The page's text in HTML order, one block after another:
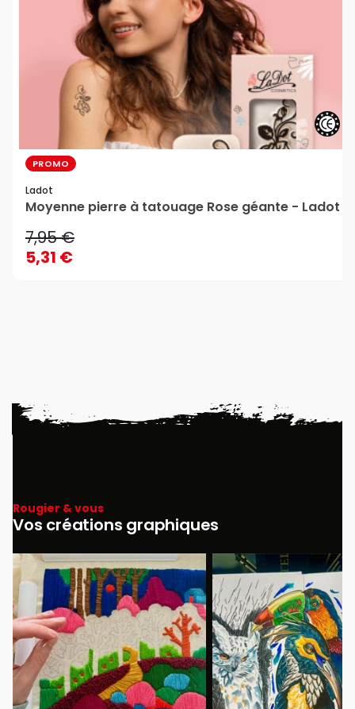
PROMO
Ladot
Moyenne pierre à tatouage Rose géante - Ladot
7,95 €
5,31 €
Rougier & vous
Vos créations graphiques